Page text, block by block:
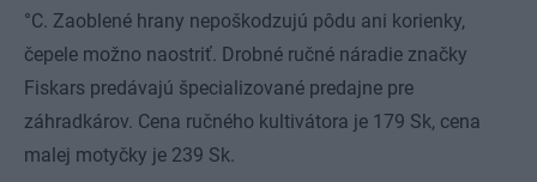
°C. Zaoblené hrany nepoškodzujú pôdu ani korienky,
čepele možno naostriť. Drobné ručné náradie značky
Fiskars predávajú špecializované predajne pre
záhradkárov. Cena ručného kultivátora je 179 Sk, cena
malej motyčky je 239 Sk.